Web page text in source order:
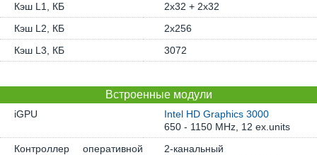
Кэш L1, КБ
2x32 + 2x32
Кэш L2, КБ
2x256
Кэш L3, КБ
3072
Встроенные модули
iGPU
Intel HD Graphics 3000
650 - 1150 MHz, 12 ex.units
Контроллер оперативной
2-канальный